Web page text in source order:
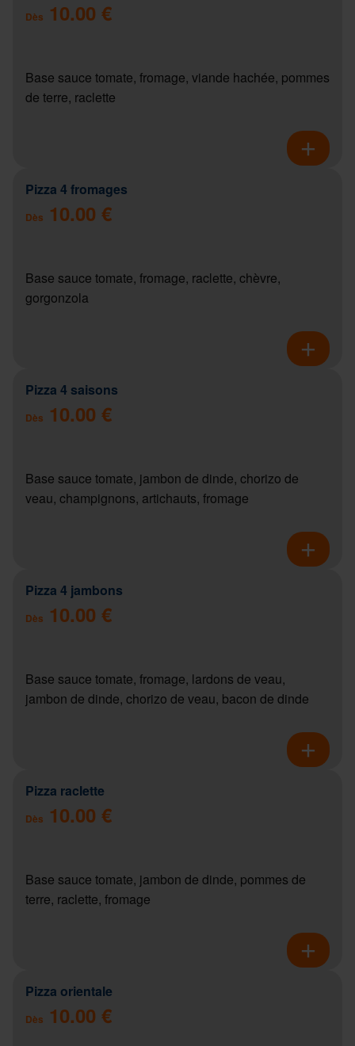
Dès 10.00 €
Base sauce tomate, fromage, viande hachée, pommes
de terre, raclette
Pizza 4 fromages
Dès 10.00 €
Base sauce tomate, fromage, raclette, chèvre,
gorgonzola
Pizza 4 saisons
Dès 10.00 €
Base sauce tomate, jambon de dinde, chorizo de
veau, champignons, artichauts, fromage
Pizza 4 jambons
Dès 10.00 €
Base sauce tomate, fromage, lardons de veau,
jambon de dinde, chorizo de veau, bacon de dinde
Pizza raclette
Dès 10.00 €
Base sauce tomate, jambon de dinde, pommes de
terre, raclette, fromage
Pizza orientale
Dès 10.00 €